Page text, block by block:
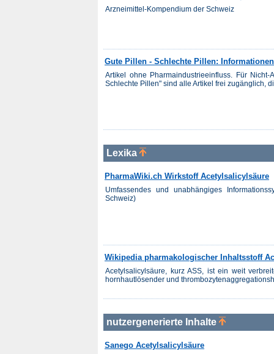
Arzneimittel-Kompendium der Schweiz
Gute Pillen - Schlechte Pillen:
Artikel ohne Pharmaindustrieeinfluss. Für
Schlechte Pillen" sind alle Artikel frei zugänglich,
Lexika
PharmaWiki.ch Wirkstoff Acetylsalicylsäure
Umfassendes und unabhängiges
Schweiz)
Wikipedia pharmakologischer Inhaltsstoff
Acetylsalicylsäure, kurz ASS, ist ein weit
hornhautlösender und
nutzergenerierte Inhalte
Sanego Acetylsalicylsäure